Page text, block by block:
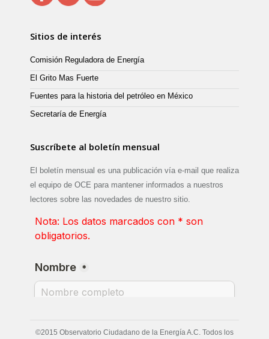
Sitios de interés
Comisión Reguladora de Energía
El Grito Mas Fuerte
Fuentes para la historia del petróleo en México
Secretaría de Energía
Suscríbete al boletín mensual
El boletín mensual es una publicación vía e-mail que realiza
el equipo de OCE para mantener informados a nuestros
lectores sobre las novedades de nuestro sitio.
©2015 Observatorio Ciudadano de la Energía A.C. Todos los